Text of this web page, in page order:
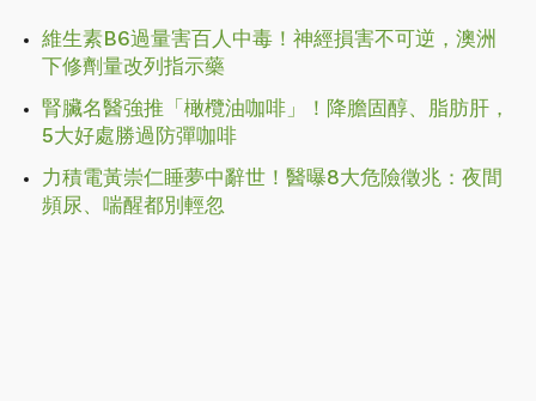
維生素B6過量害百人中毒！神經損害不可逆，澳洲
下修劑量改列指示藥
腎臟名醫強推「橄欖油咖啡」！降膽固醇、脂肪肝，
5大好處勝過防彈咖啡
力積電黃崇仁睡夢中辭世！醫曝8大危險徵兆：夜間
頻尿、喘醒都別輕忽